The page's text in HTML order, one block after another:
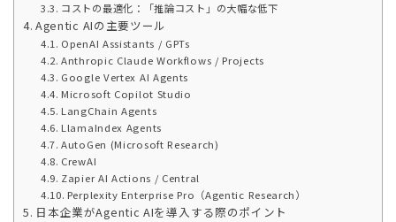
コストの最適化：「推論コスト」の大幅な低下
Agentic AIの主要ツール
OpenAI Assistants / GPTs
Anthropic Claude Workflows / Projects
Google Vertex AI Agents
Microsoft Copilot Studio
LangChain Agents
LlamaIndex Agents
AutoGen (Microsoft Research)
CrewAI
Zapier AI Actions / Central
Perplexity Enterprise Pro（Agentic Research）
日本企業がAgentic AIを導入する際のポイント